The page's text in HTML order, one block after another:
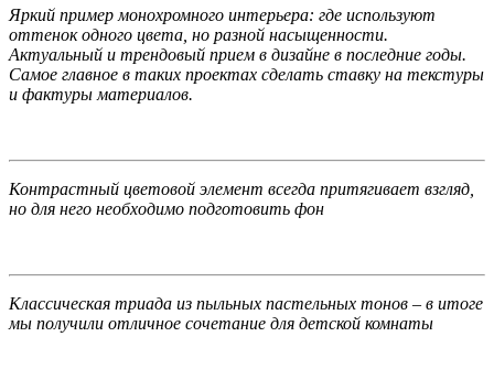
Яркий пример монохромного интерьера: где используют
оттенок одного цвета, но разной насыщенности.
Актуальный и трендовый прием в дизайне в последние годы.
Самое главное в таких проектах сделать ставку на текстуры
и фактуры материалов.
Контрастный цветовой элемент всегда притягивает взгляд,
но для него необходимо подготовить фон
Классическая триада из пыльных пастельных тонов – в итоге
мы получили отличное сочетание для детской комнаты